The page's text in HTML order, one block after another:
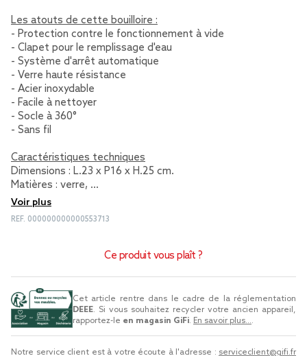
Les atouts de cette bouilloire :
- Protection contre le fonctionnement à vide
- Clapet pour le remplissage d'eau
- Système d'arrêt automatique
- Verre haute résistance
- Acier inoxydable
- Facile à nettoyer
- Socle à 360°
- Sans fil
Caractéristiques techniques
Dimensions : L.23 x P16 x H.25 cm.
Matières : verre, …
Voir plus
REF. 000000000000553713
Ce produit vous plaît ?
Cet article rentre dans le cadre de la réglementation
DEEE. Si vous souhaitez recycler votre ancien appareil,
rapportez-le en magasin GiFi. En savoir plus....
Notre service client est à votre écoute à l'adresse : serviceclient@gifi.fr